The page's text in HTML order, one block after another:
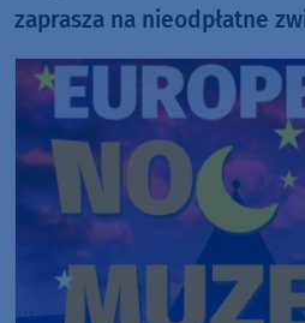
zaprasza na nieodpłatne